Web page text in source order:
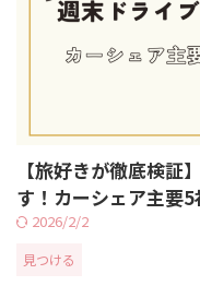
【旅好きが徹底検証
す！カーシェア主要
2026/2/2
見つける